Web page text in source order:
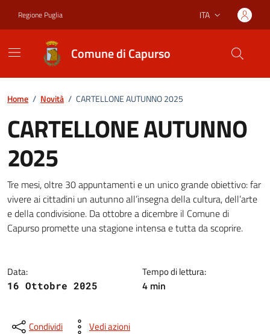
Regione Puglia Lingua attiva:
ITA
Comune di Capurso
Home / Novità / CARTELLONE AUTUNNO 2025
CARTELLONE AUTUNNO
2025
Dettagli della notizia
Tre mesi, oltre 30 appuntamenti e un unico grande obiettivo: far
vivere ai cittadini un autunno all’insegna della cultura, dell’arte
e della condivisione. Da ottobre a dicembre il Comune di
Capurso promette una stagione intensa e tutta da scoprire.
Data:
16 Ottobre 2025
Tempo di lettura:
4 min
Condividi Vedi azioni